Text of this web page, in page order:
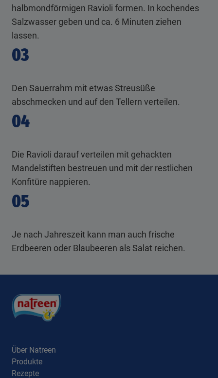
halbmondförmigen Ravioli formen. In kochendes
Salzwasser geben und ca. 6 Minuten ziehen
lassen.
03
Den Sauerrahm mit etwas Streusüße
abschmecken und auf den Tellern verteilen.
04
Die Ravioli darauf verteilen mit gehackten
Mandelstiften bestreuen und mit der restlichen
Konfitüre nappieren.
05
Je nach Jahreszeit kann man auch frische
Erdbeeren oder Blaubeeren als Salat reichen.
Über Natreen
Produkte
Rezepte